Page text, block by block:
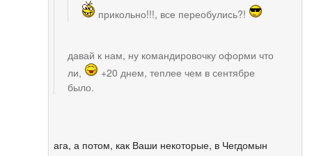
прикольно!!!, все переобулись?!
давай к нам, ну командировочку оформи что
ли,
+20 днем, теплее чем в сентябре
было.
ага, а потом, как Ваши некоторые, в Чегдомын